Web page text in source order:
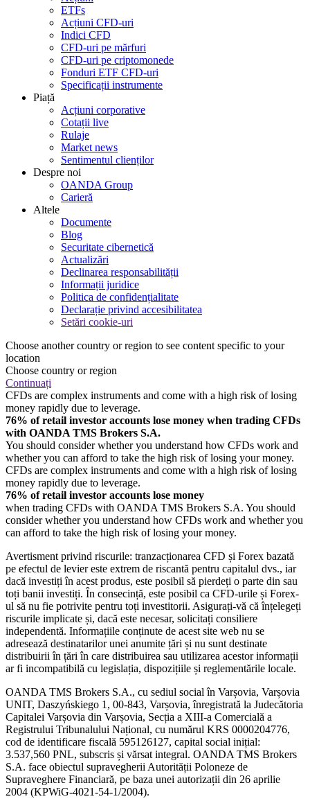
ETFs
Acțiuni CFD-uri
Indici CFD
CFD-uri pe mărfuri
CFD-uri pe criptomonede
Fonduri ETF CFD-uri
Specificații instrumente
Piață
Acțiuni corporative
Cotații live
Rulaje
Market news
Sentimentul clienților
Despre noi
OANDA Group
Carieră
Altele
Documente
Blog
Securitate cibernetică
Actualizări
Declinarea responsabilității
Informații juridice
Politica de confidențialitate
Declarație privind accesibilitatea
Setări cookie-uri
Choose another country or region to see content specific to your
location
Choose country or region
Continuați
CFDs are complex instruments and come with a high risk of losing
money rapidly due to leverage.
76% of retail investor accounts lose money when trading CFDs
with OANDA TMS Brokers S.A.
You should consider whether you understand how CFDs work and
whether you can afford to take the high risk of losing your money.
CFDs are complex instruments and come with a high risk of losing
money rapidly due to leverage.
76% of retail investor accounts lose money
when trading CFDs with OANDA TMS Brokers S.A. You should
consider whether you understand how CFDs work and whether you
can afford to take the high risk of losing your money.
Avertisment privind riscurile: tranzacționarea CFD și Forex bazată
pe efectul de levier este extrem de riscantă pentru capitalul dvs., iar
dacă investiți în acest produs, este posibil să pierdeți o parte din sau
toți banii investiți. În consecință, este posibil ca CFD-urile și Forex-
ul să nu fie potrivite pentru toți investitorii. Asigurați-vă că înțelegeți
riscurile implicate și, dacă este necesar, solicitați consiliere
independentă. Informațiile conținute de acest site web nu se
adresează destinatarilor unei anumite țări și nu sunt destinate
distribuirii în țări în care distribuirea sau utilizarea acestor informații
ar fi incompatibilă cu legislația, dispozițiile și reglementările locale.
OANDA TMS Brokers S.A., cu sediul social în Varșovia, Varșovia
UNIT, Daszyńskiego 1, 00-843, Varșovia, înregistrată la Judecătoria
Capitalei Varșovia din Varșovia, Secția a XIII-a Comercială a
Registrului Tribunalului Național, cu numărul KRS 0000204776,
cod de identificare fiscală 595126127, capital social inițial:
3.537,560 PNL, subscris și vărsat integral. OANDA TMS Brokers
S.A. face obiectul supravegherii Autorității Poloneze de
Supraveghere Financiară, pe baza unei autorizații din 26 aprilie
2004 (KPWiG-4021-54-1/2004).